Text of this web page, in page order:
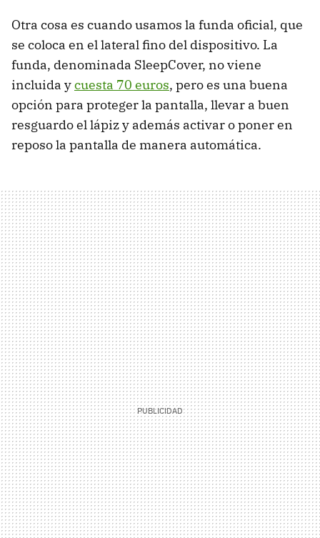
Otra cosa es cuando usamos la funda oficial, que
se coloca en el lateral fino del dispositivo. La
funda, denominada SleepCover, no viene
incluida ycuesta 70 euros, pero es una buena
opción para proteger la pantalla, llevar a buen
resguardo el lápiz y además activar o poner en
reposo la pantalla de manera automática.